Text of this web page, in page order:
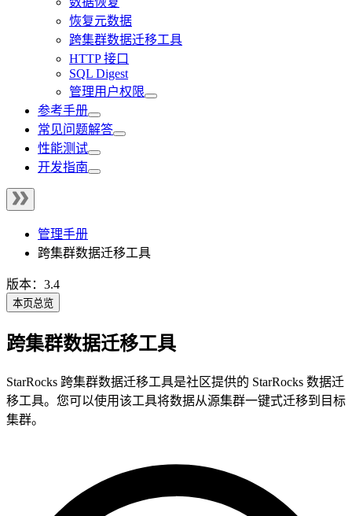
恢复元数据
跨集群数据迁移工具
HTTP 接口
SQL Digest
管理用户权限
参考手册
常见问题解答
性能测试
开发指南
管理手册
跨集群数据迁移工具
版本：3.4
本页总览
跨集群数据迁移工具
StarRocks 跨集群数据迁移工具是社区提供的 StarRocks 数据迁
移工具。您可以使用该工具将数据从源集群一键式迁移到目标
集群。